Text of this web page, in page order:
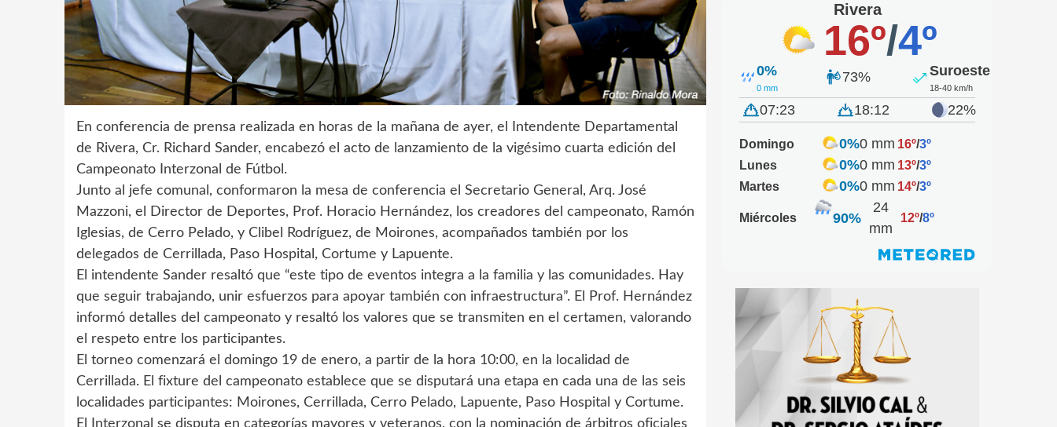
En conferencia de prensa realizada en horas de la mañana de ayer, el Intendente Departamental
de Rivera, Cr. Richard Sander, encabezó el acto de lanzamiento de la vigésimo cuarta edición del
Campeonato Interzonal de Fútbol.
Junto al jefe comunal, conformaron la mesa de conferencia el Secretario General, Arq. José
Mazzoni, el Director de Deportes, Prof. Horacio Hernández, los creadores del campeonato, Ramón
Iglesias, de Cerro Pelado, y Clibel Rodríguez, de Moirones, acompañados también por los
delegados de Cerrillada, Paso Hospital, Cortume y Lapuente.
El intendente Sander resaltó que “este tipo de eventos integra a la familia y las comunidades. Hay
que seguir trabajando, unir esfuerzos para apoyar también con infraestructura”. El Prof. Hernández
informó detalles del campeonato y resaltó los valores que se transmiten en el certamen, valorando
el respeto entre los participantes.
El torneo comenzará el domingo 19 de enero, a partir de la hora 10:00, en la localidad de
Cerrillada. El fixture del campeonato establece que se disputará una etapa en cada una de las seis
localidades participantes: Moirones, Cerrillada, Cerro Pelado, Lapuente, Paso Hospital y Cortume.
El Interzonal se disputa en categorías mayores y veteranos, con la nominación de árbitros oficiales
Rivera
16º/4º
0%
0 mm
73% Suroeste
18-40 km/h
07:23 18:12 22%
Domingo 0%0 mm 16º/3º
Lunes
0%0 mm 13º/3º
Martes
0%0 mm 14º/3º
Miércoles 90%
24
mm
12º/8º